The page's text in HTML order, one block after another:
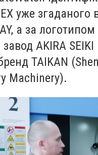
уже згаданого
а за
AKIRA SEIKI
TAIKAN
Machinery).